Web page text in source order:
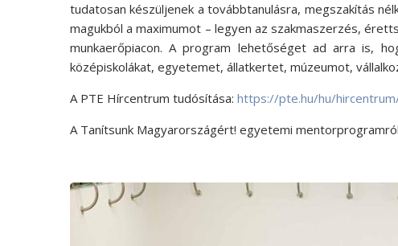
tudatosan készüljenek a továbbtanulásra, megszakítás
magukból a maximumot – legyen az szakmaszerzés,
munkaerőpiacon. A program lehetőséget ad arra is,
középiskolákat, egyetemet, állatkertet, múzeumot,
A PTE Hírcentrum tudósítása: https://pte.hu/hu/
A Tanítsunk Magyarországért! egyetemi